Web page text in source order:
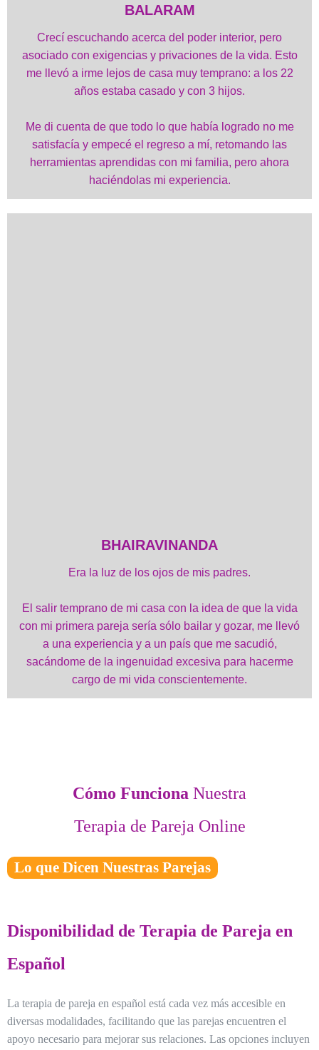
BALARAM
Crecí escuchando acerca del poder interior, pero
asociado con exigencias y privaciones de la vida. Esto
me llevó a irme lejos de casa muy temprano: a los 22
años estaba casado y con 3 hijos.
Me di cuenta de que todo lo que había logrado no me
satisfacía y empecé el regreso a mí, retomando las
herramientas aprendidas con mi familia, pero ahora
haciéndolas mi experiencia.
BHAIRAVINANDA
Era la luz de los ojos de mis padres.
El salir temprano de mi casa con la idea de que la vida
con mi primera pareja sería sólo bailar y gozar, me llevó
a una experiencia y a un país que me sacudió,
sacándome de la ingenuidad excesiva para hacerme
cargo de mi vida conscientemente.
Cómo Funciona Nuestra
Terapia de Pareja Online
Lo que Dicen Nuestras Parejas
Disponibilidad de Terapia de Pareja en
Español
La terapia de pareja en español está cada vez más accesible en
diversas modalidades, facilitando que las parejas encuentren el
apoyo necesario para mejorar sus relaciones. Las opciones incluyen